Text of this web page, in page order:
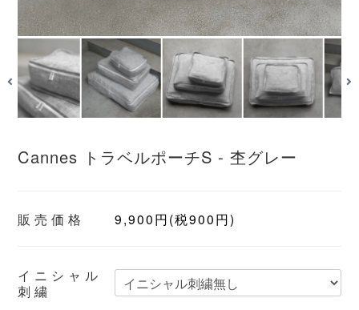
Cannes トラベルポーチS - 杢グレー
販売価格 9,900円(税900円)
イニシャル
刺繍